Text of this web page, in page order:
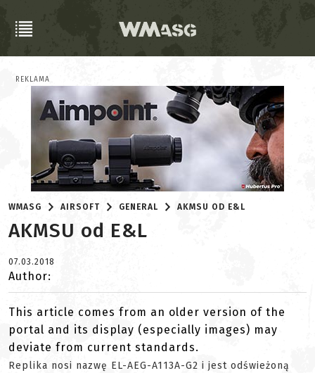
REKLAMA
WMASG AIRSOFT GENERAL AKMSU OD E&L
AKMSU od E&L
07.03.2018
Author:
This article comes from an older version of the
portal and its display (especially images) may
deviate from current standards.
Replika nosi nazwę EL-AEG-A113A-G2 i jest odświeżoną